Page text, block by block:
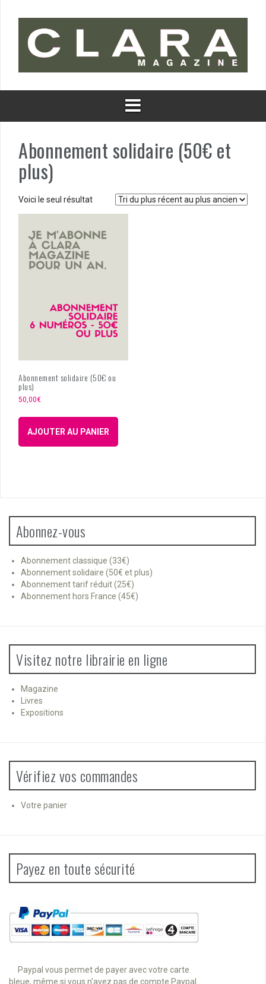
Abonnement solidaire (50€ et
plus)
Voici le seul résultat
Abonnement solidaire (50€ ou
plus)
50,00€
AJOUTER AU PANIER
Abonnez-vous
Abonnement classique (33€)
Abonnement solidaire (50€ et plus)
Abonnement tarif réduit (25€)
Abonnement hors France (45€)
Visitez notre librairie en ligne
Magazine
Livres
Expositions
Vérifiez vos commandes
Votre panier
Payez en toute sécurité
Paypal vous permet de payer avec votre carte
bleue, même si vous n'avez pas de compte Paypal.